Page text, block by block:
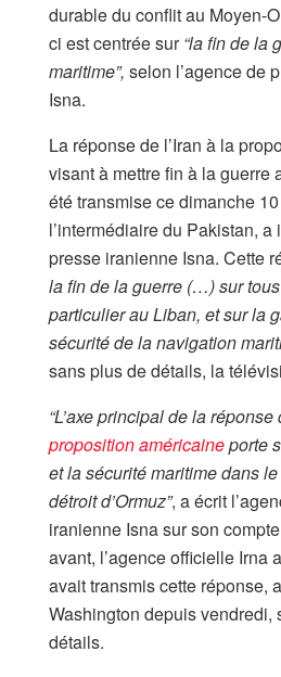
durable du conflit au Moyen-
ci est centrée sur“la fin de la
maritime”, selon l’agence de
Isna.
La réponse de l’Iran à la
visant à mettre fin à la guerre
été transmise ce dimanche
l’intermédiaire du Pakistan, a
presse iranienne Isna. Cette
la fin de la guerre (…) sur
particulier au Liban, et sur la
sécurité de la navigation
sans plus de détails, la
“L’axe principal de la réponse
proposition américaineporte
et la sécurité maritime dans
détroit d’Ormuz”, a écrit
iranienne Isna sur son
avant, l’agence officielle Irna
avait transmis cette réponse,
Washington depuis vendredi,
détails.